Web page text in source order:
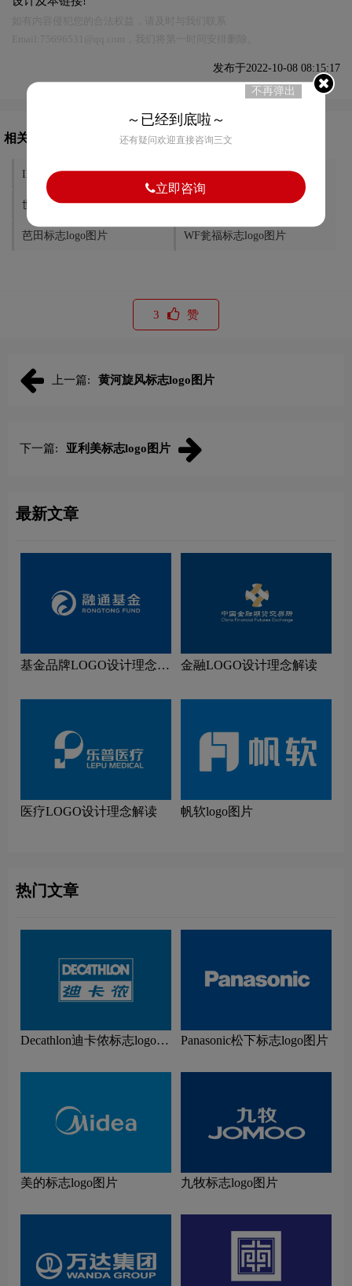
发布于2022-10-08 08:15:17
相关文章推荐
ILIFE联丰标志logo图片 gloria凯莱标志logo图片
世友地板标志logo图片 生活家地板标志logo图片
芭田标志logo图片 WF瓮福标志logo图片
3 赞
上一篇: 黄河旋风标志logo图片
下一篇: 亚利美标志logo图片
最新文章
基金品牌LOGO设计理念解
金融LOGO设计理念解读
医疗LOGO设计理念解读 帆软logo图片
热门文章
Decathlon迪卡侬标志logo图
Panasonic松下标志logo图片
美的标志logo图片 九牧标志logo图片
不再弹出
～已经到底啦～
还有疑问欢迎直接咨询三文
立即咨询